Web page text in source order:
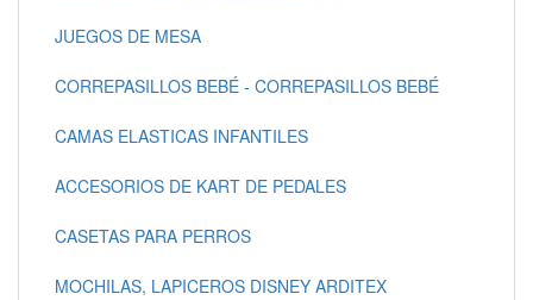
JUEGOS DE MESA
CORREPASILLOS BEBÉ - CORREPASILLOS BEBÉ
CAMAS ELASTICAS INFANTILES
ACCESORIOS DE KART DE PEDALES
CASETAS PARA PERROS
MOCHILAS, LAPICEROS DISNEY ARDITEX